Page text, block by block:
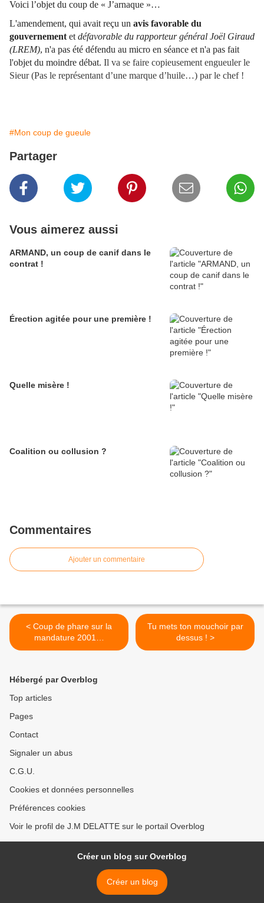
Voici l’objet du coup de « J’arnaque »…
L'amendement, qui avait reçu un avis favorable du
gouvernementetdéfavorable du rapporteur général Joël Giraud
(LREM), n'a pas été défendu au micro en séance et n'a pas fait
l'objet du moindre débat. Il va se faire copieusement engueuler le
Sieur (Pas le représentant d’une marque d’huile…) par le chef !
#Mon coup de gueule
Partager
Vous aimerez aussi
ARMAND, un coup de canif dans le
contrat !
Érection agitée pour une première !
Quelle misère !
Coalition ou collusion ?
Commentaires
Ajouter un commentaire
< Coup de phare sur la
mandature 2001…
Tu mets ton mouchoir par
dessus ! >
Hébergé par Overblog
Top articles
Pages
Contact
Signaler un abus
C.G.U.
Cookies et données personnelles
Préférences cookies
Voir le profil de J.M DELATTE sur le portail Overblog
Créer un blog sur Overblog
Créer un blog